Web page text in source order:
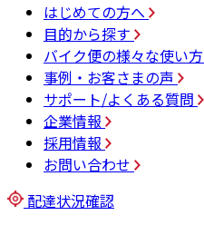
はじめての方へ
目的から探す
バイク便の様々な使い方
事例・お客さまの声
サポート/よくある質問
企業情報
採用情報
お問い合わせ
配達状況確認